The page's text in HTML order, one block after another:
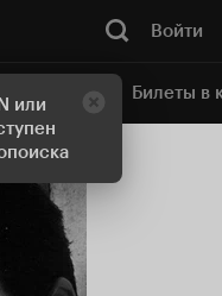
или
Войти
Билеты в